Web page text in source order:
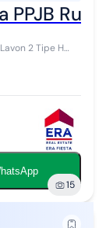
PPJB
15